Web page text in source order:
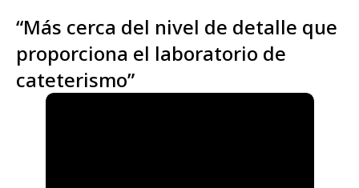
“Más cerca del nivel de detalle que
proporciona el laboratorio de
cateterismo”